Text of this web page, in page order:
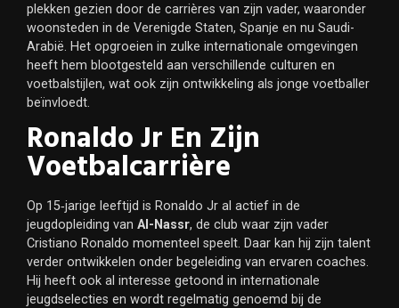
plekken gezien door de carrières van zijn vader, waaronder
woonsteden in de Verenigde Staten, Spanje en nu Saudi-
Arabië. Het opgroeien in zulke internationale omgevingen
heeft hem blootgesteld aan verschillende culturen en
voetbalstijlen, wat ook zijn ontwikkeling als jonge voetballer
beïnvloedt.
Ronaldo Jr En Zijn
Voetbalcarrière
Op 15‑jarige leeftijd is Ronaldo Jr al actief in de
jeugdopleiding van Al-Nassr, de club waar zijn vader
Cristiano Ronaldo momenteel speelt. Daar kan hij zijn talent
verder ontwikkelen onder begeleiding van ervaren coaches.
Hij heeft ook al interesse getoond in internationale
jeugdselecties en wordt regelmatig genoemd bij de